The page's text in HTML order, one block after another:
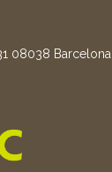
08038 Barcelona